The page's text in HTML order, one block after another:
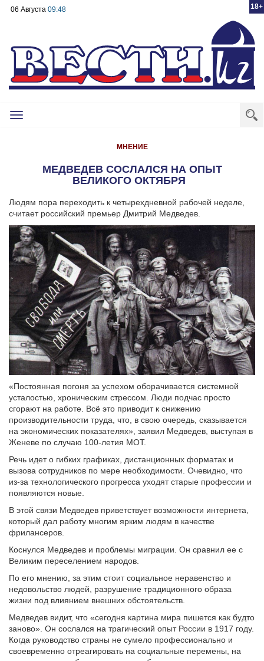
18+
06 Августа 09:48
Toggle
МНЕНИЕ
МЕДВЕДЕВ СОСЛАЛСЯ НА ОПЫТ
ВЕЛИКОГО ОКТЯБРЯ
Людям пора переходить к четырехдневной рабочей неделе,
считает российский премьер Дмитрий Медведев.
«Постоянная погоня за успехом оборачивается системной
усталостью, хроническим стрессом. Люди подчас просто
сгорают на работе. Всё это приводит к снижению
производительности труда, что, в свою очередь, сказывается
на экономических показателях», заявил Медведев, выступая в
Женеве по случаю 100-летия МОТ.
Речь идет о гибких графиках, дистанционных форматах и
вызова сотрудников по мере необходимости. Очевидно, что
из-за технологического прогресса уходят старые профессии и
появляются новые.
В этой связи Медведев приветствует возможности интернета,
который дал работу многим ярким людям в качестве
фрилансеров.
Коснулся Медведев и проблемы миграции. Он сравнил ее с
Великим переселением народов.
По его мнению, за этим стоит социальное неравенство и
недовольство людей, разрушение традиционного образа
жизни под влиянием внешних обстоятельств.
Медведев видит, что «сегодня картина мира пишется как будто
заново». Он сослался на трагический опыт России в 1917 году.
Когда руководство страны не сумело профессионально и
своевременно отреагировать на социальные перемены, на